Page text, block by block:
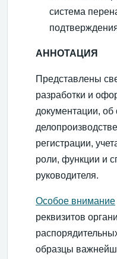
система
АННОТАЦИЯ
Представлены
разработки и
документации, об
регистрации,
роли, функции и
руководителя.
Особое внимание
реквизитов
образцы